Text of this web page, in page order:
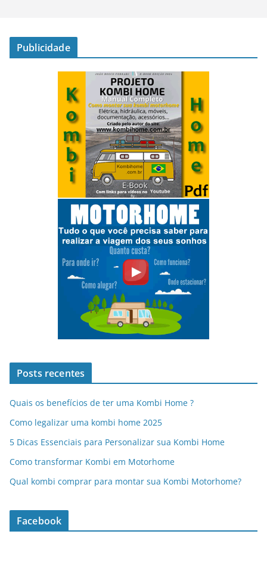
Publicidade
Posts recentes
Quais os benefícios de ter uma Kombi Home ?
Como legalizar uma kombi home 2025
5 Dicas Essenciais para Personalizar sua Kombi Home
Como transformar Kombi em Motorhome
Qual kombi comprar para montar sua Kombi Motorhome?
Facebook